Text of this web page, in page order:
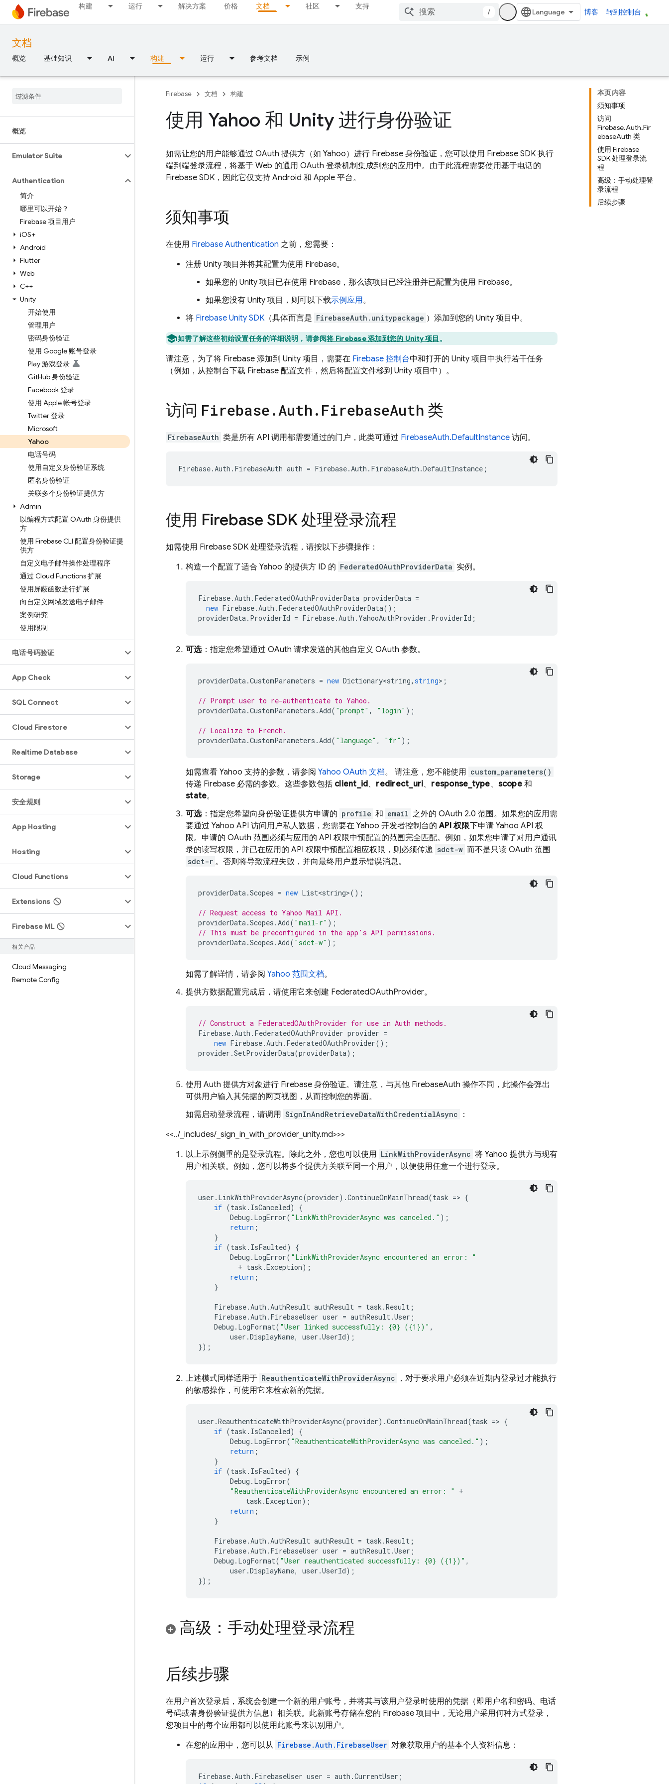
构建 运行 解决方案 价格 文档 社区 支持
/ 博客 转到控制台
文档
概览 基础知识 AI 构建 运行 参考文档 示例
概览
Emulator Suite
Authentication
简介
哪里可以开始？
Firebase 项目用户
iOS+
Android
Flutter
Web
C++
Unity
开始使用
管理用户
密码身份验证
使用 Google 账号登录
Play 游戏登录
GitHub 身份验证
Facebook 登录
使用 Apple 帐号登录
Twitter 登录
Microsoft
Yahoo
电话号码
使用自定义身份验证系统
匿名身份验证
关联多个身份验证提供方
Admin
以编程方式配置 OAuth 身份提供
方
使用 Firebase CLI 配置身份验证提
供方
自定义电子邮件操作处理程序
通过 Cloud Functions 扩展
使用屏蔽函数进行扩展
向自定义网域发送电子邮件
案例研究
使用限制
电话号码验证
App Check
SQL Connect
Cloud Firestore
Realtime Database
Storage
安全规则
App Hosting
Hosting
Cloud Functions
Extensions
Firebase ML
相关产品
Cloud Messaging
Remote Config
本页内容
须知事项
访问
Firebase.Auth.Fir
ebaseAuth 类
使用 Firebase
SDK 处理登录流
程
高级：手动处理登
录流程
后续步骤
Firebase 文档 构建
使用 Yahoo 和 Unity 进行身份验证
如需让您的用户能够通过 OAuth 提供方（如 Yahoo）进行 Firebase 身份验证，您可以使用 Firebase SDK 执行
端到端登录流程，将基于 Web 的通用 OAuth 登录机制集成到您的应用中。由于此流程需要使用基于电话的
Firebase SDK，因此它仅支持 Android 和 Apple 平台。
须知事项
在使用 Firebase Authentication 之前，您需要：
注册 Unity 项目并将其配置为使用 Firebase。
如果您的 Unity 项目已在使用 Firebase，那么该项目已经注册并已配置为使用 Firebase。
如果您没有 Unity 项目，则可以下载示例应用。
将 Firebase Unity SDK （具体而言是 FirebaseAuth.unitypackage ）添加到您的 Unity 项目中。
如需了解这些初始设置任务的详细说明，请参阅将 Firebase 添加到您的 Unity 项目 。
请注意，为了将 Firebase 添加到 Unity 项目，需要在 Firebase 控制台中和打开的 Unity 项目中执行若干任务
（例如，从控制台下载 Firebase 配置文件，然后将配置文件移到 Unity 项目中）。
访问 Firebase.Auth. FirebaseAuth 类
FirebaseAuth 类是所有 API 调用都需要通过的门户，此类可通过 FirebaseAuth.DefaultInstance 访问。
Firebase.Auth . FirebaseAuth auth = Firebase.Auth . FirebaseAuth .DefaultInstance ;
使用 Firebase SDK 处理登录流程
如需使用 Firebase SDK 处理登录流程，请按以下步骤操作：
构造一个配置了适合 Yahoo 的提供方 ID 的 FederatedOAuthProviderData 实例。
Firebase.Auth . FederatedOAuthProviderData providerData =
new Firebase.Auth . FederatedOAuthProviderData();
providerData. ProviderId = Firebase.Auth . YahooAuthProvider . ProviderId ;
可选：指定您希望通过 OAuth 请求发送的其他自定义 OAuth 参数。
providerData.CustomParameters = new Dictionary<string, string> ;
// Prompt user to re-authenticate to Yahoo.
providerData.CustomParameters .Add( "prompt" , "login" );
// Localize to French.
providerData.CustomParameters .Add( "language" , "fr" );
如需查看 Yahoo 支持的参数，请参阅 Yahoo OAuth 文档。 请注意，您不能使用 custom_parameters()
传递 Firebase 必需的参数。这些参数包括 client_id、 redirect_uri、 response_type、 scope和
state。
可选：指定您希望向身份验证提供方申请的 profile 和 email 之外的 OAuth 2.0 范围。如果您的应用需
要通过 Yahoo API 访问用户私人数据，您需要在 Yahoo 开发者控制台的API 权限下申请 Yahoo API 权
限。申请的 OAuth 范围必须与应用的 API 权限中预配置的范围完全匹配。例如，如果您申请了对用户通讯
录的读写权限，并已在应用的 API 权限中预配置相应权限，则必须传递 sdct-w 而不是只读 OAuth 范围
sdct-r 。否则将导致流程失败，并向最终用户显示错误消息。
providerData.Scopes = new List<string>();
// Request access to Yahoo Mail API.
providerData.Scopes .Add( "mail-r" );
// This must be preconfigured in the app's API permissions.
providerData.Scopes .Add( "sdct-w" );
如需了解详情，请参阅 Yahoo 范围文档。
提供方数据配置完成后，请使用它来创建 FederatedOAuthProvider。
// Construct a FederatedOAuthProvider for use in Auth methods.
Firebase.Auth . FederatedOAuthProvider provider =
new Firebase.Auth . FederatedOAuthProvider();
provider .SetProviderData(providerData);
使用 Auth 提供方对象进行 Firebase 身份验证。请注意，与其他 FirebaseAuth 操作不同，此操作会弹出
可供用户输入其凭据的网页视图，从而控制您的界面。
如需启动登录流程，请调用 SignInAndRetrieveDataWithCredentialAsync
：
<<../_includes/_sign_in_with_provider_unity.md>>>
以上示例侧重的是登录流程。除此之外，您也可以使用 LinkWithProviderAsync 将 Yahoo 提供方与现有
用户相关联。例如，您可以将多个提供方关联至同一个用户，以便使用任意一个进行登录。
user . LinkWithProviderAsync(provider).ContinueOnMainThread(task => {
if (task . IsCanceled)
{
Debug . LogError( "LinkWithProviderAsync was canceled." );
return ;
}
if (task . IsFaulted)
{
Debug . LogError( "LinkWithProviderAsync encountered an error: "
+ task .Exception);
return ;
}
Firebase.Auth .AuthResult authResult = task .Result ;
Firebase.Auth . FirebaseUser user = authResult.User ;
Debug . LogFormat( "User linked successfully: {0} ({1})" ,
user .DisplayName, user .UserId);
});
上述模式同样适用于 ReauthenticateWithProviderAsync
，对于要求用户必须在近期内登录过才能执行
的敏感操作，可使用它来检索新的凭据。
user .ReauthenticateWithProviderAsync(provider).ContinueOnMainThread(task => {
if (task . IsCanceled)
{
Debug . LogError( "ReauthenticateWithProviderAsync was canceled." );
return ;
}
if (task . IsFaulted)
{
Debug . LogError(
"ReauthenticateWithProviderAsync encountered an error: "
+
task .Exception);
return ;
}
Firebase.Auth .AuthResult authResult = task .Result ;
Firebase.Auth . FirebaseUser user = authResult.User ;
Debug . LogFormat( "User reauthenticated successfully: {0} ({1})" ,
user .DisplayName, user .UserId);
});
高级：手动处理登录流程
后续步骤
在用户首次登录后，系统会创建一个新的用户账号，并将其与该用户登录时使用的凭据（即用户名和密码、电话
号码或者身份验证提供方信息）相关联。此新账号存储在您的 Firebase 项目中，无论用户采用何种方式登录，
您项目中的每个应用都可以使用此账号来识别用户。
在您的应用中，您可以从 Firebase.Auth.FirebaseUser 对象获取用户的基本个人资料信息：
Firebase.Auth . FirebaseUser user = auth .CurrentUser ;